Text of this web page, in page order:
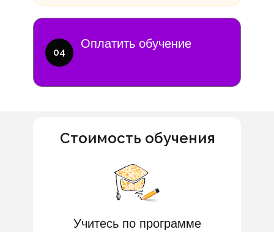
Оплатить обучение
04
Стоимость обучения
Учитесь по программе